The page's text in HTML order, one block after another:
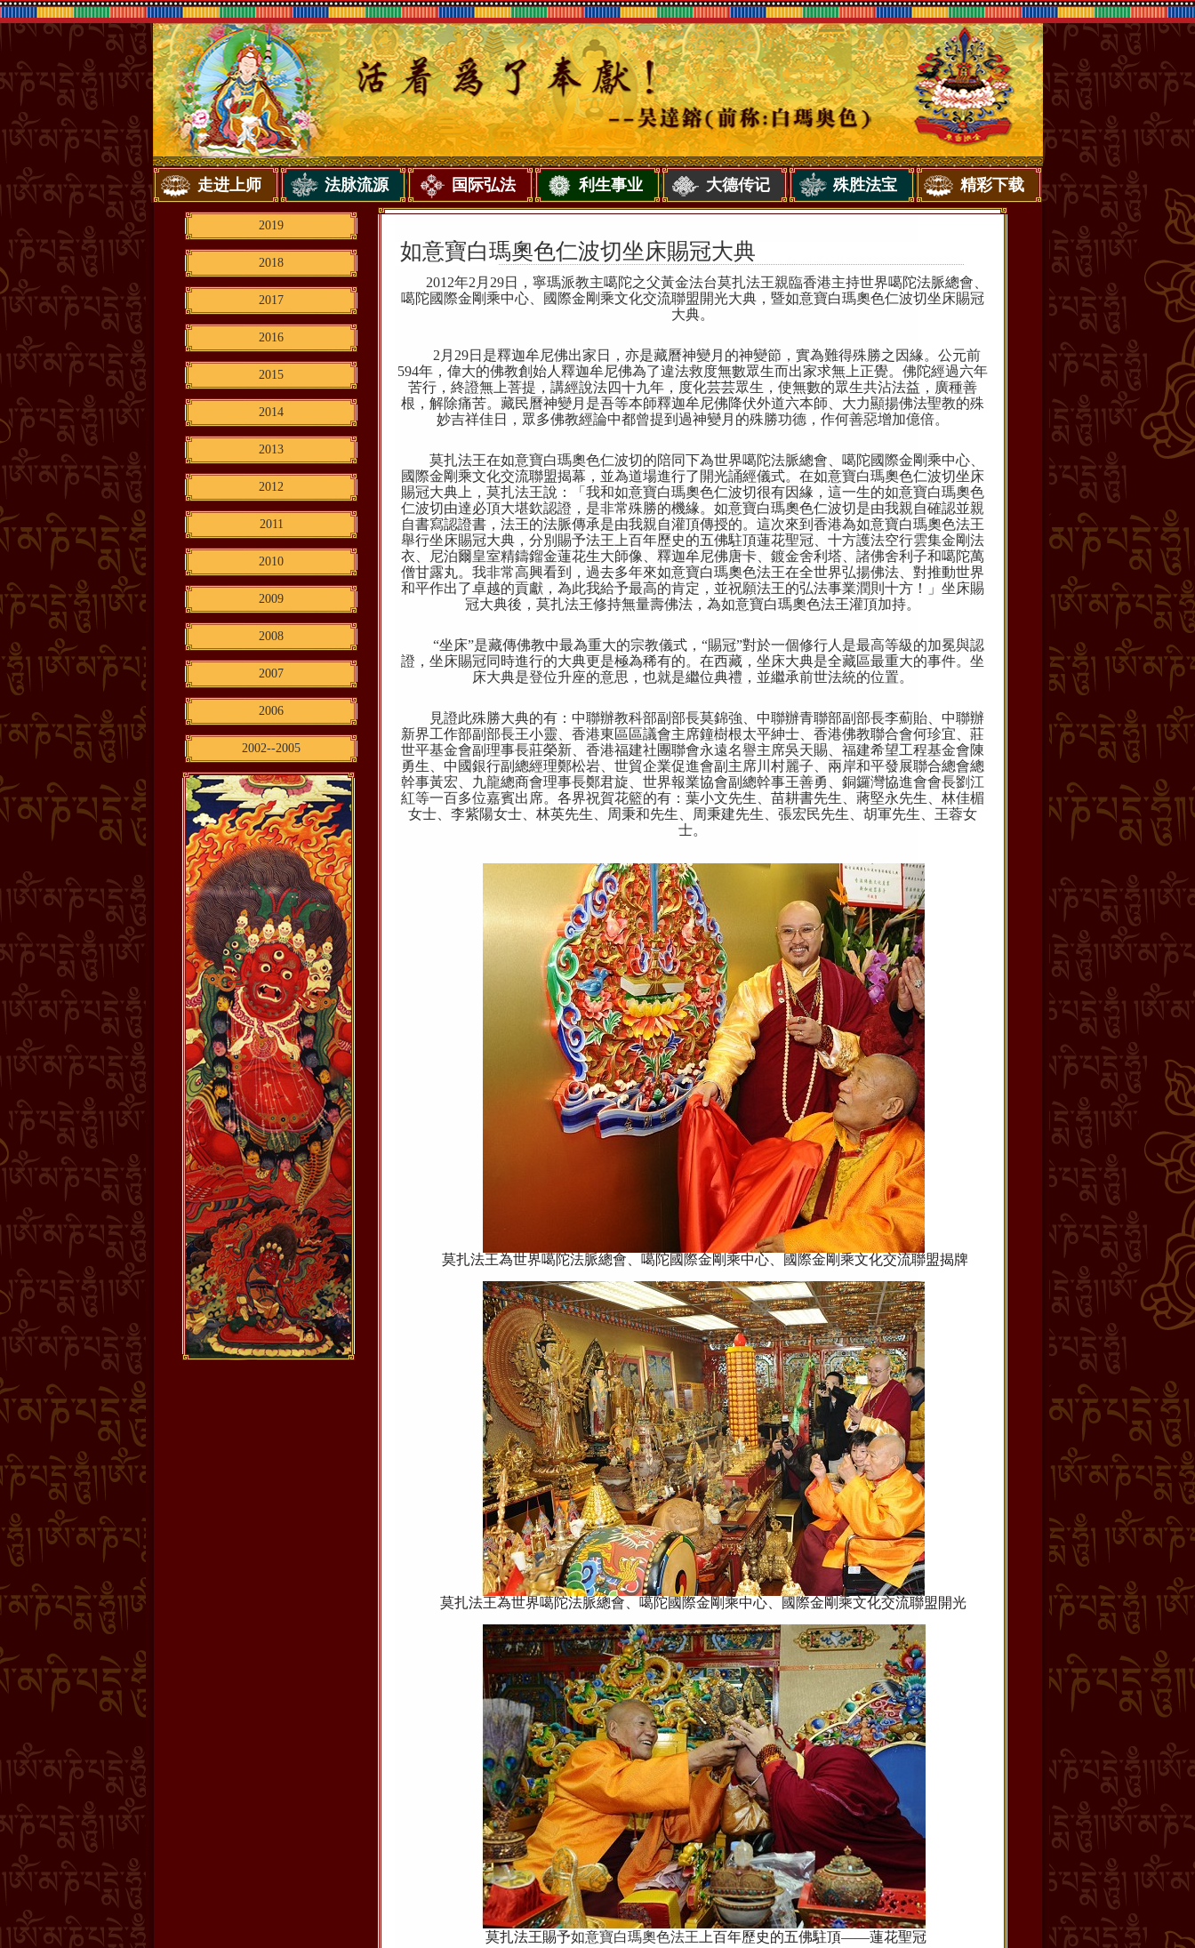
走进上师 法脉流源 国际弘法 利生事业 大德传记 殊胜法宝 精彩下载
2019
2018
2017
2016
2015
2014
2013
2012
2011
2010
2009
2008
2007
2006
2002--2005
如意寶白瑪奧色仁波切坐床賜冠大典
2012年2 月 29日，寧瑪派教主噶陀之父黃金法台莫扎法王親臨香港主持世界噶陀法脈總會、
噶陀國際金剛乘中心、國際金剛乘文化交流聯盟開光大典，暨如意寶白瑪奧色仁波切坐床賜冠
大典。
2 月 29日是釋迦牟尼佛出家日，亦是藏曆神變月的神變節，實為難得殊勝之因緣。公元前
594年，偉大的佛教創始人釋迦牟尼佛為了違法救度無數眾生而出家求無上正覺。佛陀經過六年
苦行，終證無上菩提，講經說法四十九年，度化芸芸眾生，使無數的眾生共沾法益，廣種善
根，解除痛苦。藏民曆神變月是吾等本師釋迦牟尼佛降伏外道六本師、大力顯揚佛法聖教的殊
妙吉祥佳日，眾多佛教經論中都曾提到過神變月的殊勝功德，作何善惡增加億倍。
莫扎法王在如意寶白瑪奧色仁波切的陪同下為世界噶陀法脈總會、噶陀國際金剛乘中心、
國際金剛乘文化交流聯盟揭幕，並為道場進行了開光誦經儀式。在如意寶白瑪奧色仁波切坐床
賜冠大典上，莫扎法王說：「我和如意寶白瑪奧色仁波切很有因緣，這一生的如意寶白瑪奧色
仁波切由達必頂大堪欽認證，是非常殊勝的機緣。如意寶白瑪奧色仁波切是由我親自確認並親
自書寫認證書，法王的法脈傳承是由我親自灌頂傳授的。這次來到香港為如意寶白瑪奧色法王
舉行坐床賜冠大典，分別賜予法王上百年歷史的五佛駐頂蓮花聖冠、十方護法空行雲集金剛法
衣、尼泊爾皇室精鑄鎦金蓮花生大師像、釋迦牟尼佛唐卡、鍍金舍利塔、諸佛舍利子和噶陀萬
僧甘露丸。我非常高興看到，過去多年來如意寶白瑪奧色法王在全世界弘揚佛法、對推動世界
和平作出了卓越的貢獻，為此我給予最高的肯定，並祝願法王的弘法事業潤則十方！」坐床賜
冠大典後，莫扎法王修持無量壽佛法，為如意寶白瑪奧色法王灌頂加持。
“坐床”是藏傳佛教中最為重大的宗教儀式， “賜冠”對於一個修行人是最高等級的加冕與認
證，坐床賜冠同時進行的大典更是極為稀有的。在西藏，坐床大典是全藏區最重大的事件。坐
床大典是登位升座的意思，也就是繼位典禮，並繼承前世法統的位置。
見證此殊勝大典的有：中聯辦教科部副部長莫錦強、中聯辦青聯部副部長李薊貽、中聯辦
新界工作部副部長王小靈、香港東區區議會主席鐘樹根太平紳士、香港佛教聯合會何珍宜、莊
世平基金會副理事長莊榮新、香港福建社團聯會永遠名譽主席吳天賜、福建希望工程基金會陳
勇生、中國銀行副總經理鄭松岩、世貿企業促進會副主席川村麗子、兩岸和平發展聯合總會總
幹事黃宏、九龍總商會理事長鄭君旋、世界報業協會副總幹事王善勇、銅鑼灣協進會會長劉江
紅等一百多位嘉賓出席。各界祝賀花籃的有：葉小文先生、苗耕書先生、蔣堅永先生、林佳楣
女士、李紫陽女士、林英先生、周秉和先生、周秉建先生、張宏民先生、胡軍先生、王蓉女
士。
莫扎法王為世界噶陀法脈總會、噶陀國際金剛乘中心、國際金剛乘文化交流聯盟揭牌
莫扎法王為世界噶陀法脈總會、噶陀國際金剛乘中心、國際金剛乘文化交流聯盟開光
莫扎法王賜予如意寶白瑪奧色法王 上百年歷史的五佛駐頂——蓮花聖冠